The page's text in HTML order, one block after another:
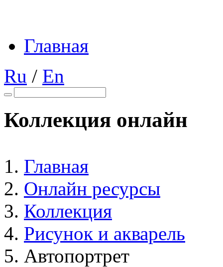
Главная
Ru / En
Коллекция онлайн
Главная
Онлайн ресурсы
Коллекция
Рисунок и акварель
Автопортрет